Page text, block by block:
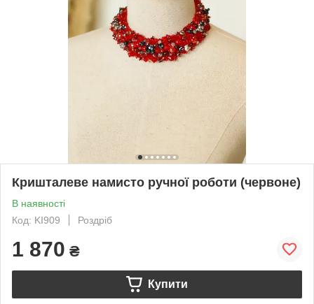
Кришталеве намисто ручної роботи (червоне)
В наявності
Код: KI909
Роздріб
1 870 ₴
Купити